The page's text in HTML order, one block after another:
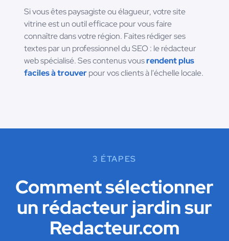
Si vous êtes paysagiste ou élagueur, votre site
vitrine est un outil efficace pour vous faire
connaître dans votre région. Faites rédiger ses
textes par un professionnel du SEO : le rédacteur
web spécialisé. Ses contenus vousrendent plus
faciles à trouverpour vos clients à l'échelle locale.
3 ÉTAPES
Comment sélectionner
un rédacteur jardin sur
Redacteur.com